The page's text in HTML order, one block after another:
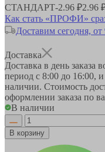
СТАНДАРТ-2.96 ₽2.96
Как стать «ПРОФИ»
Доставим сегодня, от
Доставка
Доставка в день заказа
период с 8:00 до 16:00,
наличии. Стоимость
оформлении заказа по
В наличии
В корзину